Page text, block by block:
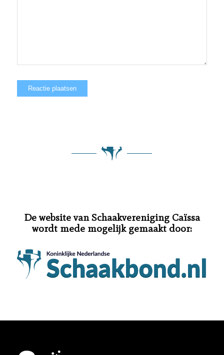
De website van Schaakvereniging Caïssa
wordt mede mogelijk gemaakt door: